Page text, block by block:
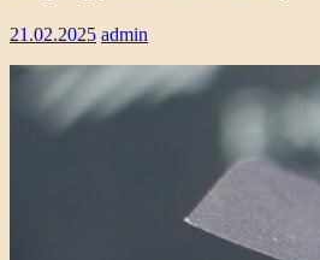
21.02.2025 admin